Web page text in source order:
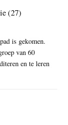
(27)
is gekomen.
van 60
en te leren